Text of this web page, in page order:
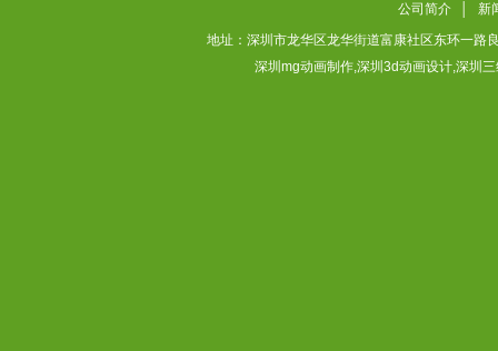
公司简介
新
地址：深圳市龙华区龙华街道富康社区东环一
深圳mg动画制作,深圳3d动画设计,深圳